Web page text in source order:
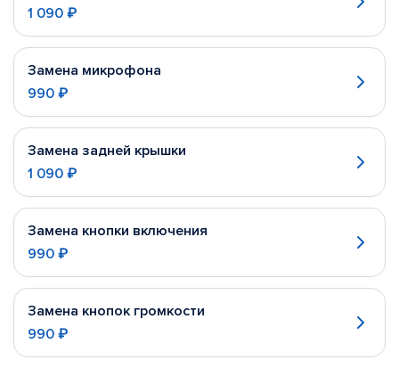
1 090 ₽
Замена микрофона
990 ₽
Замена задней крышки
1 090 ₽
Замена кнопки включения
990 ₽
Замена кнопок громкости
990 ₽